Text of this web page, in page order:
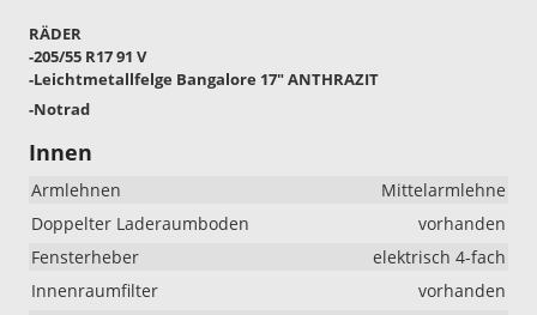
RÄDER
-205/55 R17 91 V
-Leichtmetallfelge Bangalore 17" ANTHRAZIT
-Notrad
Innen
Armlehnen
Mittelarmlehne
Doppelter Laderaumboden
vorhanden
Fensterheber
elektrisch 4-fach
Innenraumfilter
vorhanden